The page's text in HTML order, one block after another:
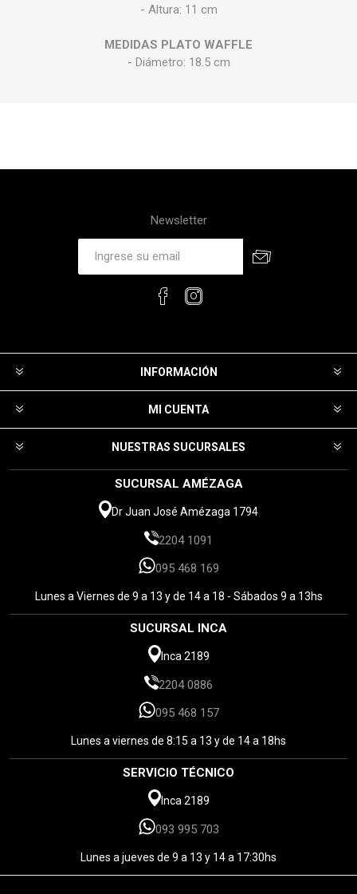
- Altura: 11 cm
MEDIDAS PLATO WAFFLE
- Diámetro: 18.5 cm
Newsletter
INFORMACIÓN
MI CUENTA
NUESTRAS SUCURSALES
SUCURSAL AMÉZAGA
Dr Juan José Amézaga 1794
2204 1091
095 468 169
Lunes a Viernes de 9 a 13 y de 14 a 18 - Sábados 9 a 13hs
SUCURSAL INCA
Inca 2189
2204 0886
095 468 157
Lunes a viernes de 8:15 a 13 y de 14 a 18hs
SERVICIO TÉCNICO
Inca 2189
093 995 703
Lunes a jueves de 9 a 13 y 14 a 17:30hs